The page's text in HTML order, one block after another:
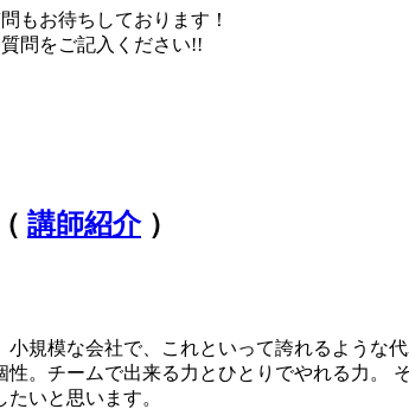
もお待ちしております！
問をご記入ください!!
講師紹介）
小規模な会社で、これといって誇れるような
性。チームで出来る力とひとりでやれる力。
いと思います。